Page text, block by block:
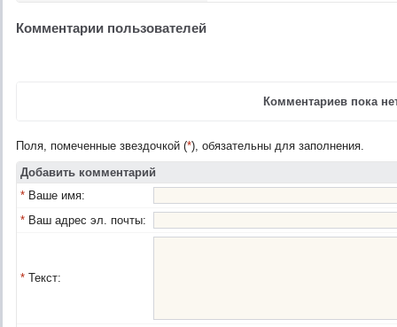
Комментарии пользователей
Комментариев пока
Поля, помеченные звездочкой (*), обязательны для заполнения.
Добавить комментарий
* Ваше имя:
* Ваш адрес эл. почты:
* Текст: